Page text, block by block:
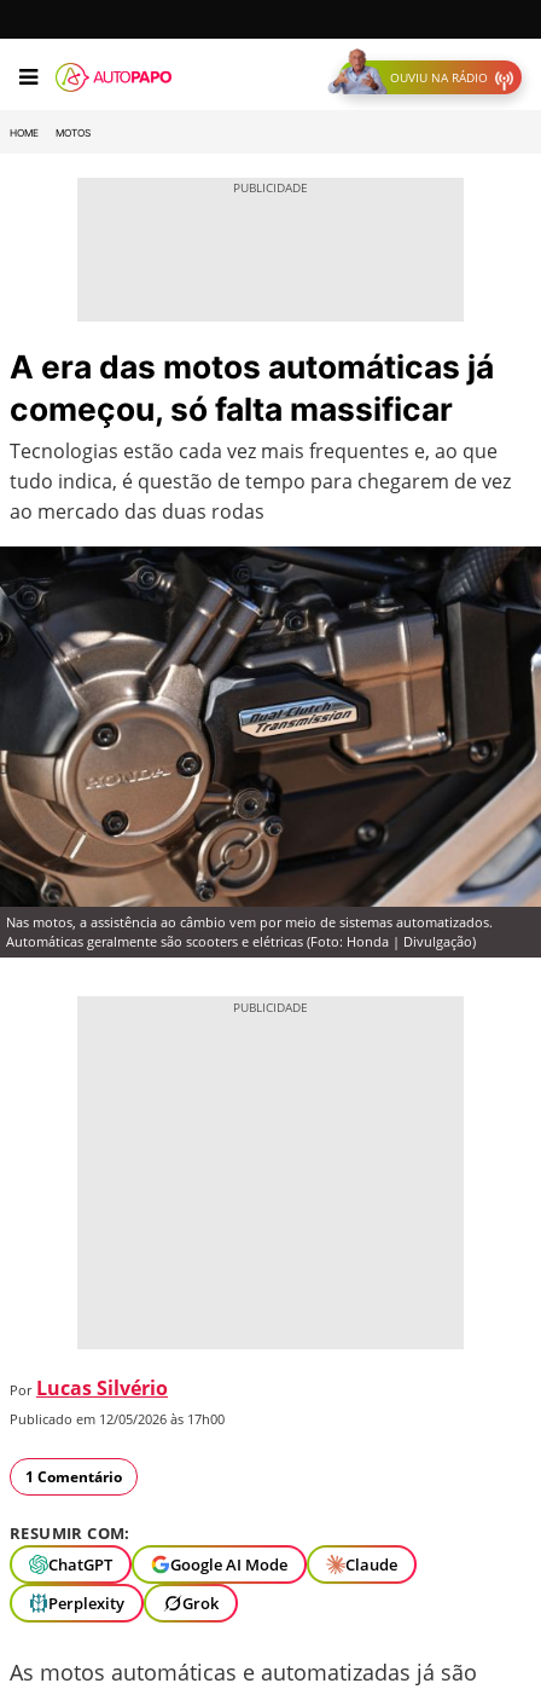
OUVIU NA RÁDIO
HOME MOTOS
A era das motos automáticas já
começou, só falta massificar
Tecnologias estão cada vez mais frequentes e, ao que
tudo indica, é questão de tempo para chegarem de vez
ao mercado das duas rodas
Nas motos, a assistência ao câmbio vem por meio de sistemas automatizados.
Automáticas geralmente são scooters e elétricas (Foto: Honda | Divulgação)
Por Lucas Silvério
Publicado em 12/05/2026 às 17h00
1 Comentário
RESUMIR COM:
ChatGPT
Google AI Mode
Claude
Perplexity
Grok
As motos automáticas e automatizadas já são